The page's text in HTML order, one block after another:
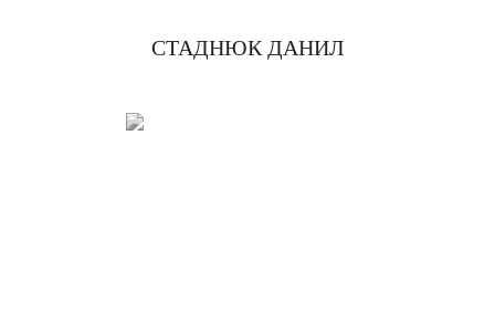
СТАДНЮК ДАНИЛ